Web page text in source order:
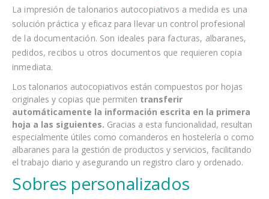
La impresión de talonarios autocopiativos a medida es una
solución práctica y eficaz para llevar un control profesional
de la documentación. Son ideales para facturas, albaranes,
pedidos, recibos u otros documentos que requieren copia
inmediata.
Los talonarios autocopiativos están compuestos por hojas
originales y copias que permiten transferir
automáticamente la información escrita en la primera
hoja a las siguientes. Gracias a esta funcionalidad, resultan
especialmente útiles como comanderos en hostelería o como
albaranes para la gestión de productos y servicios, facilitando
el trabajo diario y asegurando un registro claro y ordenado.
Sobres personalizados